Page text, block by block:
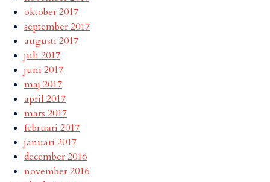
oktober 2017
september 2017
augusti 2017
juli 2017
juni 2017
maj 2017
april 2017
mars 2017
februari 2017
januari 2017
december 2016
november 2016